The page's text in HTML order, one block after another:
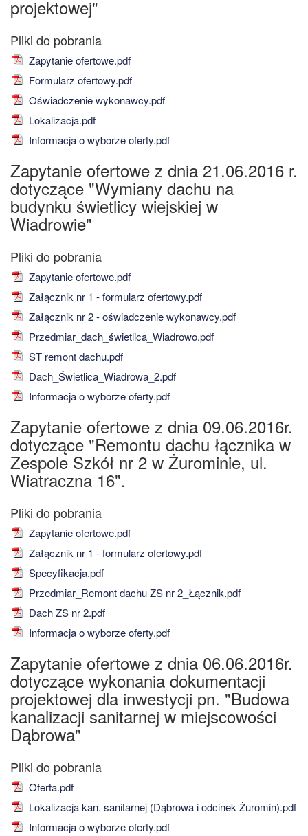
projektowej"
Zapytanie ofertowe.pdf
Formularz ofertowy.pdf
Oświadczenie wykonawcy.pdf
Lokalizacja.pdf
Informacja o wyborze oferty.pdf
Zapytanie ofertowe z dnia 21.06.2016 r.
dotyczące "Wymiany dachu na
budynku świetlicy wiejskiej w
Wiadrowie"
Zapytanie ofertowe.pdf
Załącznik nr 1 - formularz ofertowy.pdf
Załącznik nr 2 - oświadczenie wykonawcy.pdf
Przedmiar_dach_świetlica_Wiadrowo.pdf
ST remont dachu.pdf
Dach_Świetlica_Wiadrowa_2.pdf
Informacja o wyborze oferty.pdf
Zapytanie ofertowe z dnia 09.06.2016r.
dotyczące "Remontu dachu łącznika w
Zespole Szkół nr 2 w Żurominie, ul.
Wiatraczna 16".
Zapytanie ofertowe.pdf
Załącznik nr 1 - formularz ofertowy.pdf
Specyfikacja.pdf
Przedmiar_Remont dachu ZS nr 2_Łącznik.pdf
Dach ZS nr 2.pdf
Informacja o wyborze oferty.pdf
Zapytanie ofertowe z dnia 06.06.2016r.
dotyczące wykonania dokumentacji
projektowej dla inwestycji pn. "Budowa
kanalizacji sanitarnej w miejscowości
Dąbrowa"
Oferta.pdf
Lokalizacja kan. sanitarnej (Dąbrowa i odcinek Żuromin).pdf
Informacja o wyborze oferty.pdf